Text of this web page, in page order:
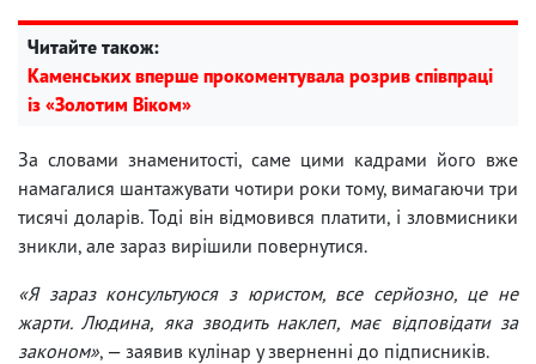
Читайте також:
Каменських вперше прокоментувала розрив співпраці
із «Золотим Віком»
За словами знаменитості, саме цими кадрами його вже
намагалися шантажувати чотири роки тому, вимагаючи три
тисячі доларів. Тоді він відмовився платити, і зловмисники
зникли, але зараз вирішили повернутися.
«Я зараз консультуюся з юристом, все серйозно, це не
жарти. Людина, яка зводить наклеп, має відповідати за
законом», — заявив кулінар у зверненні до підписників.